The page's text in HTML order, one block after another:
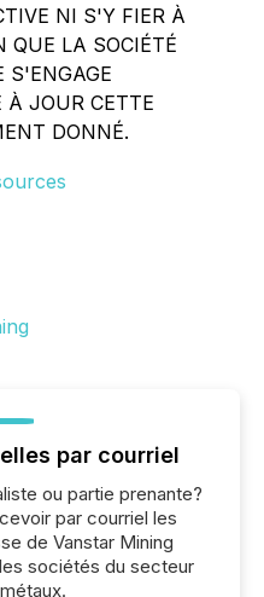
NI S'Y FIER À
QUE LA SOCIÉTÉ
S'ENGAGE
JOUR CETTE
DONNÉ.
par courriel
ou partie prenante?
par courriel les
de Vanstar Mining
sociétés du secteur